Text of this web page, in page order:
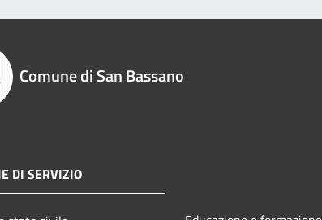
Comune di San Bassano
DI SERVIZIO